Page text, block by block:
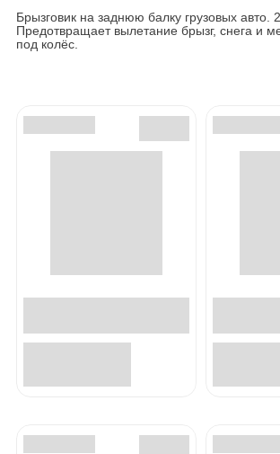
Брызговик на заднюю балку грузовых авто.
Предотвращает вылетание брызг, снега и
под колёс.